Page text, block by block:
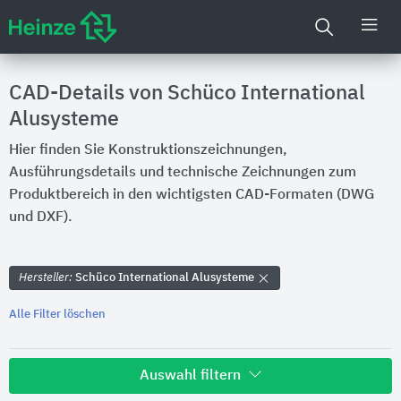
CAD-Details von Schüco International
Alusysteme
Hier finden Sie Konstruktionszeichnungen,
Ausführungsdetails und technische Zeichnungen zum
Produktbereich in den wichtigsten CAD-Formaten (DWG
und DXF).
Hersteller: Schüco International Alusysteme
Alle Filter löschen
Auswahl filtern